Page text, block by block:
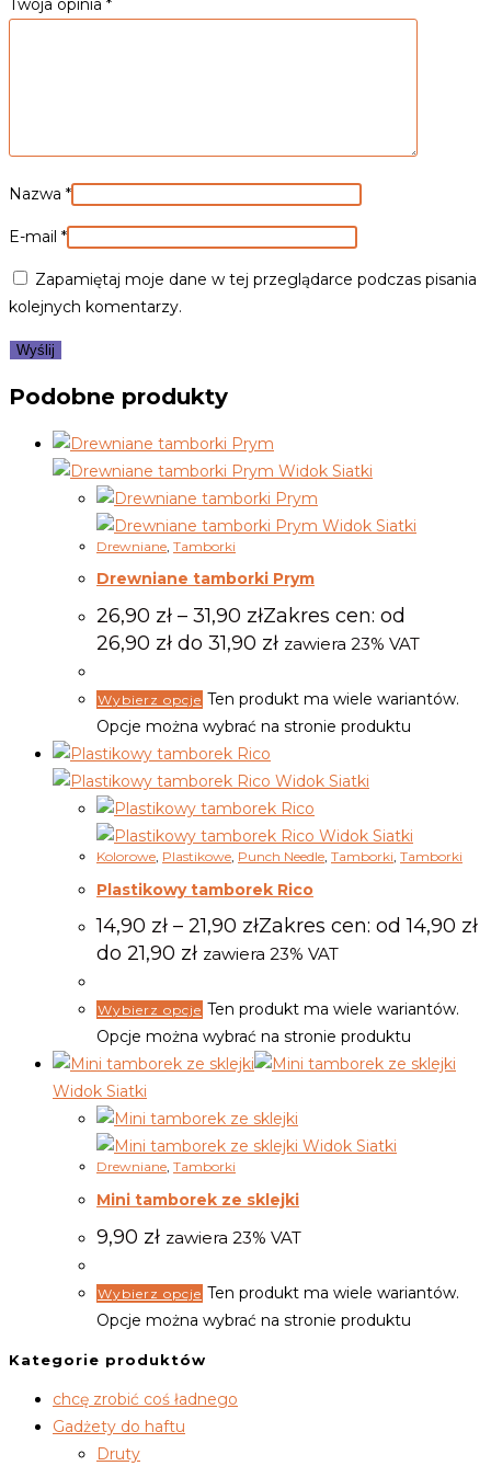
Twoja opinia *
Nazwa *
E-mail *
Zapamiętaj moje dane w tej przeglądarce podczas pisania
kolejnych komentarzy.
Podobne produkty
Widok Siatki
Widok Siatki
Drewniane Tamborki
Drewniane tamborki Prym
26,90 zł – 31,90 złZakres cen: od
26,90 zł do 31,90 zł zawiera 23% VAT
Wybierz opcje Ten produkt ma wiele wariantów.
Opcje można wybrać na stronie produktu
Widok Siatki
Widok Siatki
Kolorowe, Plastikowe, Punch Needle, Tamborki, Tamborki
Plastikowy tamborek Rico
14,90 zł – 21,90 złZakres cen: od 14,90 zł
do 21,90 zł zawiera 23% VAT
Wybierz opcje Ten produkt ma wiele wariantów.
Opcje można wybrać na stronie produktu
Widok Siatki
Widok Siatki
Drewniane, Tamborki
Mini tamborek ze sklejki
9,90 zł zawiera 23% VAT
Wybierz opcje Ten produkt ma wiele wariantów.
Opcje można wybrać na stronie produktu
Kategorie produktów
chcę zrobić coś ładnego
Gadżety do haftu
Druty